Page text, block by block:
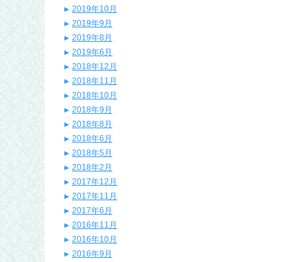
2019年10月
2019年9月
2019年8月
2019年6月
2018年12月
2018年11月
2018年10月
2018年9月
2018年8月
2018年6月
2018年5月
2018年2月
2017年12月
2017年11月
2017年6月
2016年11月
2016年10月
2016年9月